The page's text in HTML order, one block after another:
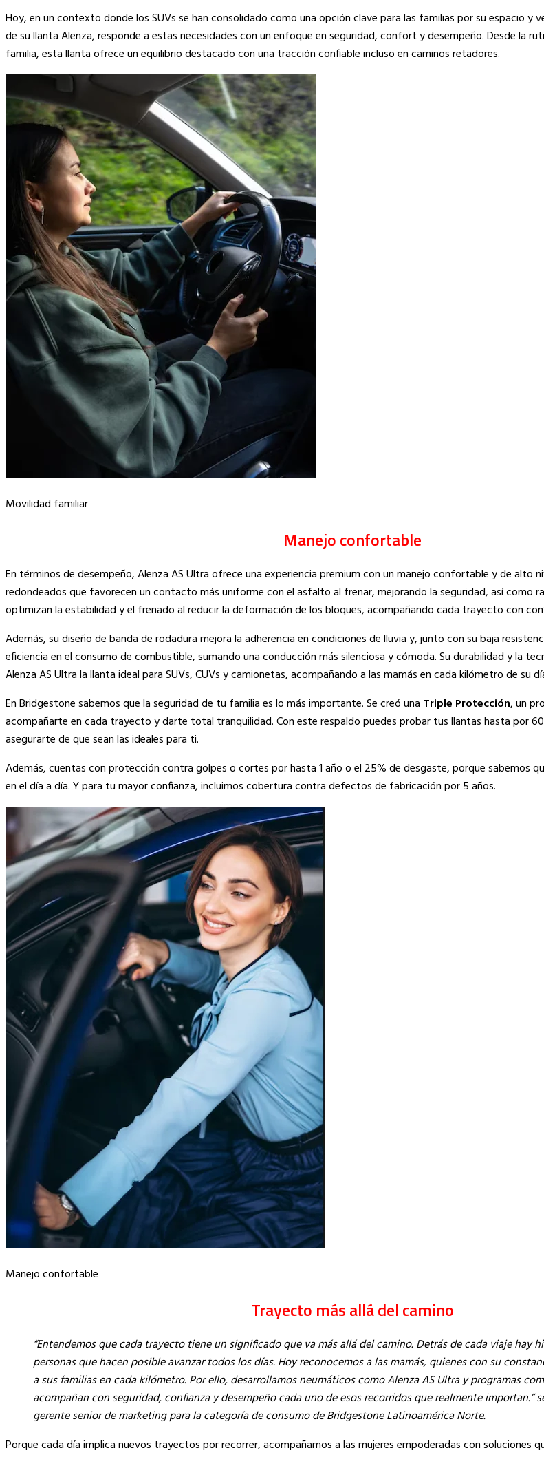
Hoy, en un contexto donde los SUVs se han consolidado como una opción clave para las familias por su espacio y
de su llanta Alenza, responde a estas necesidades con un enfoque en seguridad, confort y desempeño. Desde la
familia, esta llanta ofrece un equilibrio destacado con una tracción confiable incluso en caminos retadores.
Movilidad familiar
Manejo confortable
En términos de desempeño, Alenza AS Ultra ofrece una experiencia premium con un manejo confortable y de alto
redondeados que favorecen un contacto más uniforme con el asfalto al frenar, mejorando la seguridad, así como
optimizan la estabilidad y el frenado al reducir la deformación de los bloques, acompañando cada trayecto con
Además, su diseño de banda de rodadura mejora la adherencia en condiciones de lluvia y, junto con su baja
eficiencia en el consumo de combustible, sumando una conducción más silenciosa y cómoda. Su durabilidad y la
Alenza AS Ultra la llanta ideal para SUVs, CUVs y camionetas, acompañando a las mamás en cada kilómetro de su
En Bridgestone sabemos que la seguridad de tu familia es lo más importante. Se creó una Triple Protección, un
acompañarte en cada trayecto y darte total tranquilidad. Con este respaldo puedes probar tus llantas hasta por
asegurarte de que sean las ideales para ti.
Además, cuentas con protección contra golpes o cortes por hasta 1 año o el 25% de desgaste, porque sabemos
en el día a día. Y para tu mayor confianza, incluimos cobertura contra defectos de fabricación por 5 años.
Manejo confortable
Trayecto más allá del camino
“Entendemos que cada trayecto tiene un significado que va más allá del camino. Detrás de cada viaje hay
personas que hacen posible avanzar todos los días. Hoy reconocemos a las mamás, quienes con su
a sus familias en cada kilómetro. Por ello, desarrollamos neumáticos como Alenza AS Ultra y programas
acompañan con seguridad, confianza y desempeño cada uno de esos recorridos que realmente importan.”
gerente senior de marketing para la categoría de consumo de Bridgestone Latinoamérica Norte.
Porque cada día implica nuevos trayectos por recorrer, acompañamos a las mujeres empoderadas con soluciones